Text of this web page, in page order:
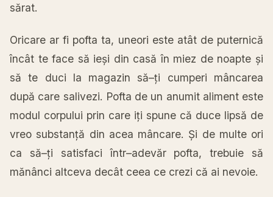
sărat.
Oricare ar fi poftata, uneori este atâtde puternică
încât te face să ieși din casă în miez de noapte și
să te duci la magazin să–ți cumperi mâncarea
după care salivezi. Pofta de un anumit aliment este
modul corpului prin care iți spune că duce lipsă de
vreo substanță din acea mâncare. Și de multe ori
ca
să–ți satisfaciîntr–adevăr pofta, trebuie să
mănânci altceva decât ceea ce crezi că ai nevoie.